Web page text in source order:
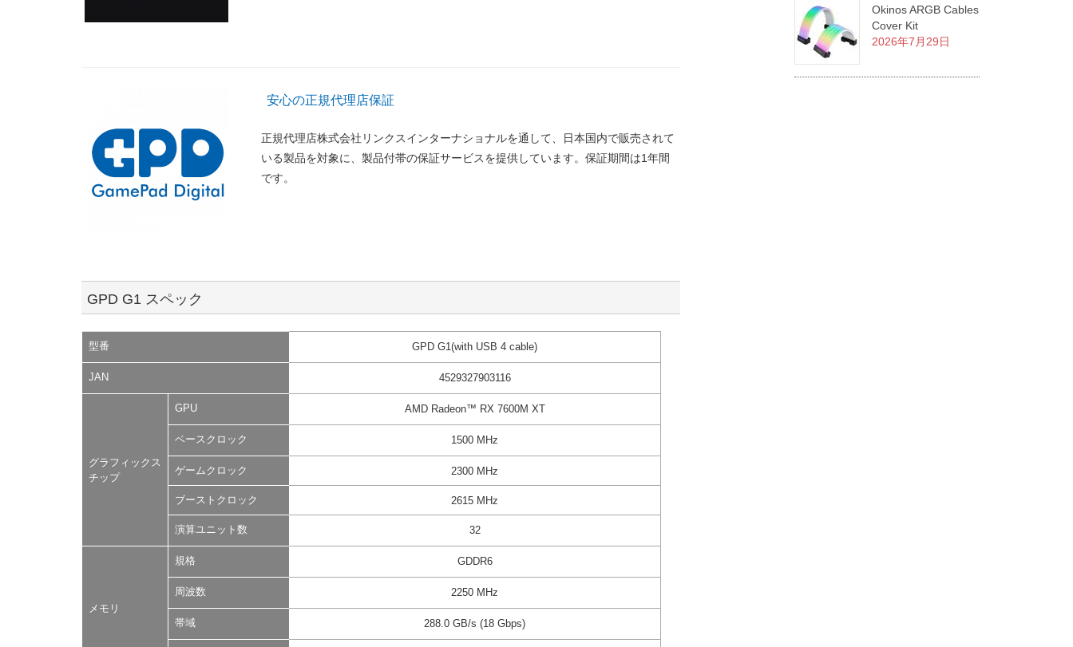
安心の正規代理店保証
正規代理店株式会社リンクスインターナショナルを通して、日本国内で販売されて
いる製品を対象に、製品付帯の保証サービスを提供しています。保証期間は1年間
です。
GPD G1 スペック
型番 GPD G1(with USB 4 cable)
JAN 4529327903116
グラフィックス
チップ
GPU AMD Radeon™ RX 7600M XT
ベースクロック 1500 MHz
ゲームクロック 2300 MHz
ブーストクロック 2615 MHz
演算ユニット数 32
メモリ
規格 GDDR6
周波数 2250 MHz
帯域 288.0 GB/s (18 Gbps)
Okinos ARGB Cables
Cover Kit
2026年7月29日